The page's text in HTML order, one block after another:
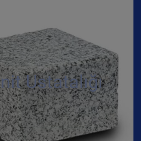
Ustatalığı